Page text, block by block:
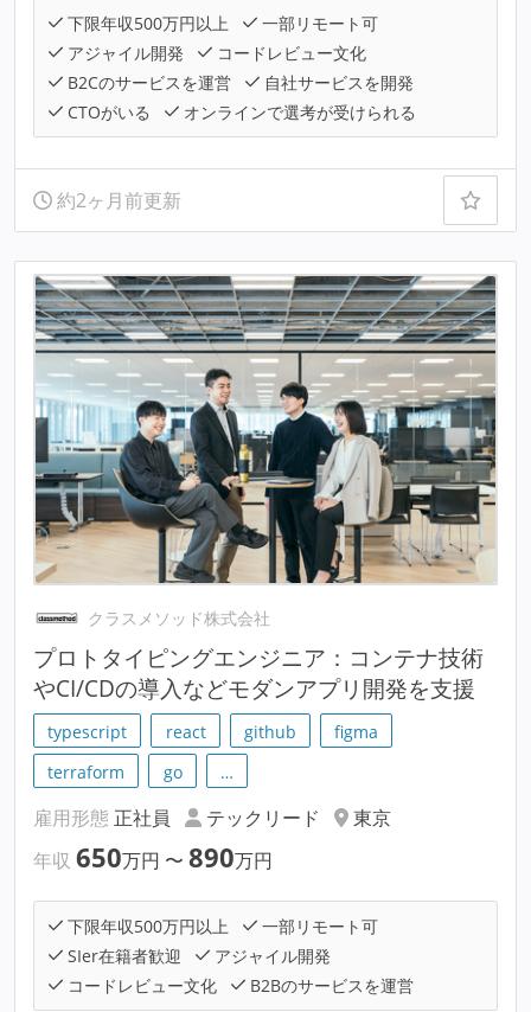
下限年収500万円以上
一部リモート可
アジャイル開発
コードレビュー文化
B2Cのサービスを運営
自社サービスを開発
CTOがいる
オンラインで選考が受けられる
約2ヶ月前更新
クラスメソッド株式会社
プロトタイピングエンジニア：コンテナ技術
やCI/CDの導入などモダンアプリ開発を支援
typescript react github
figma
terraform
go …
雇用形態 正社員 テックリード
東京
年収 650万円 〜 890万円
下限年収500万円以上
一部リモート可
SIer在籍者歓迎
アジャイル開発
コードレビュー文化
B2Bのサービスを運営